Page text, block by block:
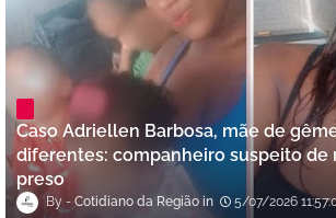
Caso Adriellen Barbosa, mãe de
diferentes: companheiro suspeito de
preso
Cotidiano da Região 5/07/2026